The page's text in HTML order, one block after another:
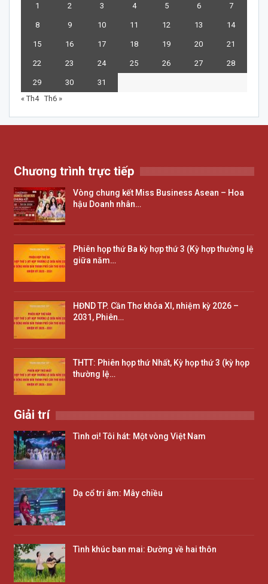
1 2 3 4 5 6 7
8 9 10 11 12 13 14
15 16 17 18 19 20 21
22 23 24 25 26 27 28
29 30
31
« Th4 Th6 »
Chương trình trực tiếp
Vòng chung kết Miss Business Asean – Hoa
hậu Doanh nhân…
Phiên họp thứ Ba kỳ hợp thứ 3 (Kỳ hợp thường lệ
giữa năm…
HĐND TP. Cần Thơ khóa XI, nhiệm kỳ 2026 –
2031, Phiên…
THTT: Phiên họp thứ Nhất, Kỳ họp thứ 3 (kỳ họp
thường lệ…
Giải trí
Tình ơi! Tôi hát: Một vòng Việt Nam
Dạ cổ tri âm: Mây chiều
Tình khúc ban mai: Đường về hai thôn